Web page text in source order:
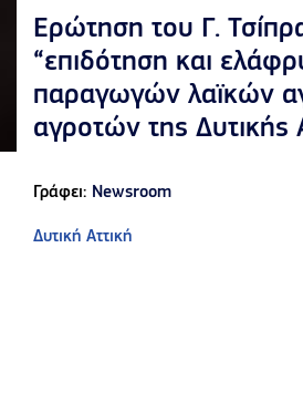
Ερώτηση του Γ.
“επιδότηση και
παραγωγών λαϊκών
αγροτών της Δυτικής
Γράφει: Newsroom
Δυτική Αττική